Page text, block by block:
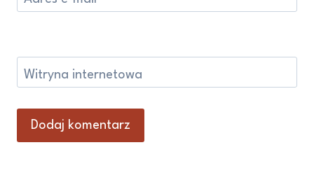
Witryna internetowa